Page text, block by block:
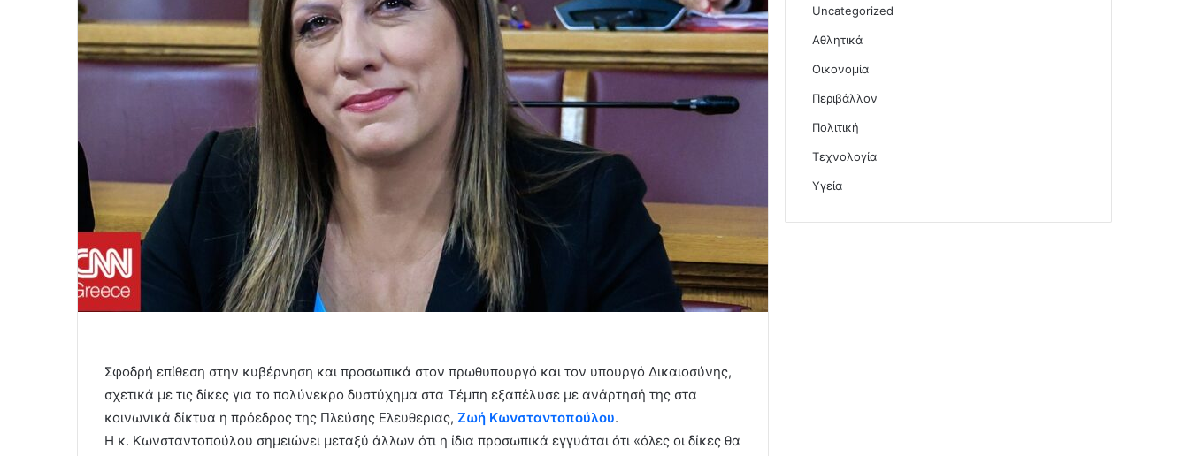
Σφοδρή επίθεση στην κυβέρνηση και προσωπικά στον πρωθυπουργό και τον υπουργό Δικαιοσύνης,
σχετικά με τις δίκες για το πολύνεκρο δυστύχημα στα Τέμπη εξαπέλυσε με ανάρτησή της στα
κοινωνικά δίκτυα η πρόεδρος της Πλεύσης Ελευθεριας, Ζωή Κωνσταντοπούλου.
Η κ. Κωνσταντοπούλου σημειώνει μεταξύ άλλων ότι η ίδια προσωπικά εγγυάται ότι «όλες οι δίκες θα
Uncategorized
Αθλητικά
Οικονομία
Περιβάλλον
Πολιτική
Τεχνολογία
Υγεία